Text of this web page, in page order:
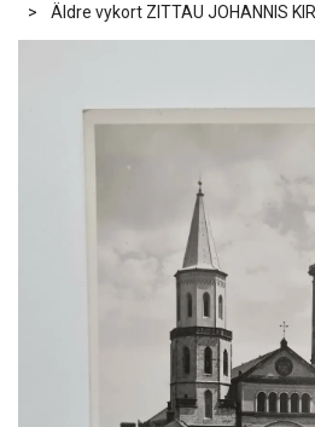
Äldre vykort ZITTAU JOHANNIS